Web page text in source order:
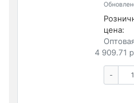
цена:
4 909.71
-